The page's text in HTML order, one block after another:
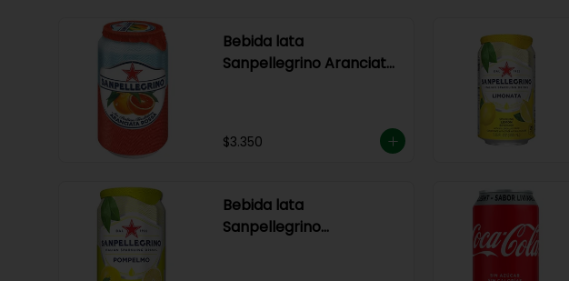
Bebida lata
Sanpellegrino Aranciata
$3.350
Bebida lata
Sanpellegrino